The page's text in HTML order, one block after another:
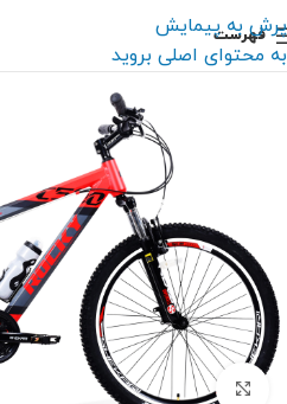
پرش به پیمایش
به محتوای اصلی بروید
فهرست
بزرگنمایی تصویر